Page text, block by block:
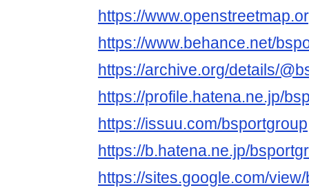
https://
https://www.behance.net/
https://archive.org/details/
https://profile.hatena.ne.jp/
https://issuu.com/bsportgroup
https://b.hatena.ne.jp/
https://sites.google.com/